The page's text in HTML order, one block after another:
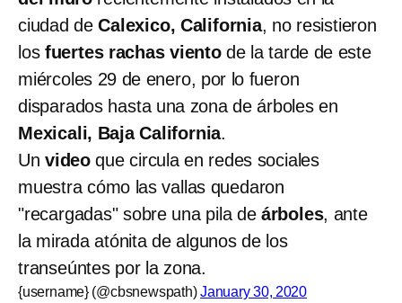
ciudad deCalexico, California, no resistieron
losfuertes rachas vientode la tarde de este
miércoles 29 de enero, por lo fueron
disparados hasta una zona de árboles en
Mexicali, Baja California.
Un video que circula en redes sociales
muestra cómo las vallas quedaron
"recargadas" sobre una pila de árboles, ante
la mirada atónita de algunos de los
transeúntes por la zona.
{username} (@cbsnewspath)January 30, 2020